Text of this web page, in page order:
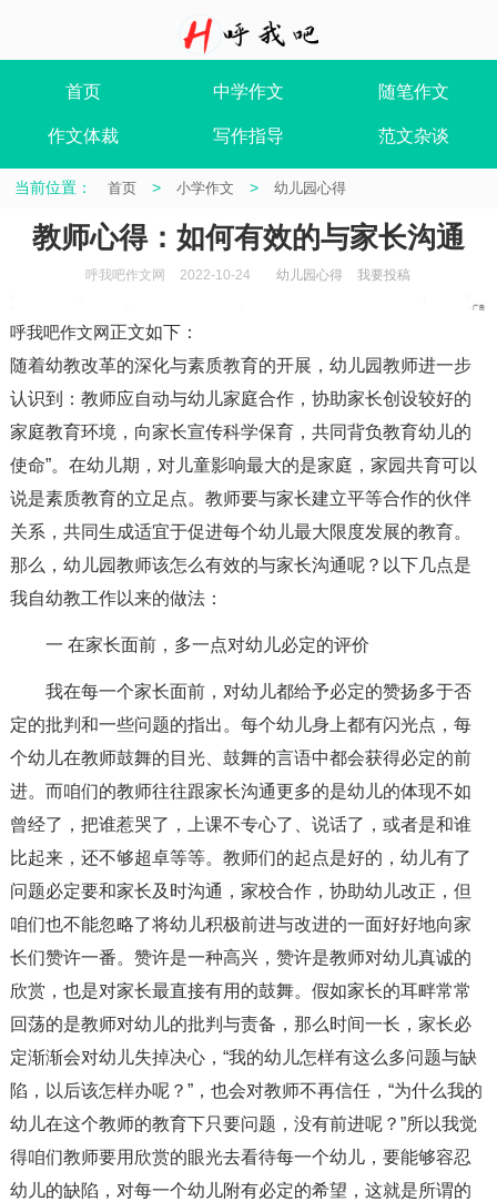
首页 中学作文 随笔作文
作文体裁 写作指导 范文杂谈
当前位置： 首页 > 小学作文 > 幼儿园心得
教师心得：如何有效的与家长沟通
呼我吧作文网 2022-10-24 幼儿园心得 我要投稿
呼我吧作文网正文如下：
随着幼教改革的深化与素质教育的开展，幼儿园教师进一步
认识到：教师应自动与幼儿家庭合作，协助家长创设较好的
家庭教育环境，向家长宣传科学保育，共同背负教育幼儿的
使命”。在幼儿期，对儿童影响最大的是家庭，家园共育可以
说是素质教育的立足点。教师要与家长建立平等合作的伙伴
关系，共同生成适宜于促进每个幼儿最大限度发展的教育。
那么，幼儿园教师该怎么有效的与家长沟通呢？以下几点是
我自幼教工作以来的做法：
一 在家长面前，多一点对幼儿必定的评价
我在每一个家长面前，对幼儿都给予必定的赞扬多于否
定的批判和一些问题的指出。每个幼儿身上都有闪光点，每
个幼儿在教师鼓舞的目光、鼓舞的言语中都会获得必定的前
进。而咱们的教师往往跟家长沟通更多的是幼儿的体现不如
曾经了，把谁惹哭了，上课不专心了、说话了，或者是和谁
比起来，还不够超卓等等。教师们的起点是好的，幼儿有了
问题必定要和家长及时沟通，家校合作，协助幼儿改正，但
咱们也不能忽略了将幼儿积极前进与改进的一面好好地向家
长们赞许一番。赞许是一种高兴，赞许是教师对幼儿真诚的
欣赏，也是对家长最直接有用的鼓舞。假如家长的耳畔常常
回荡的是教师对幼儿的批判与责备，那么时间一长，家长必
定渐渐会对幼儿失掉决心，“我的幼儿怎样有这么多问题与缺
陷，以后该怎样办呢？”，也会对教师不再信任，“为什么我的
幼儿在这个教师的教育下只要问题，没有前进呢？”所以我觉
得咱们教师要用欣赏的眼光去看待每一个幼儿，要能够容忍
幼儿的缺陷，对每一个幼儿附有必定的希望，这就是所谓的